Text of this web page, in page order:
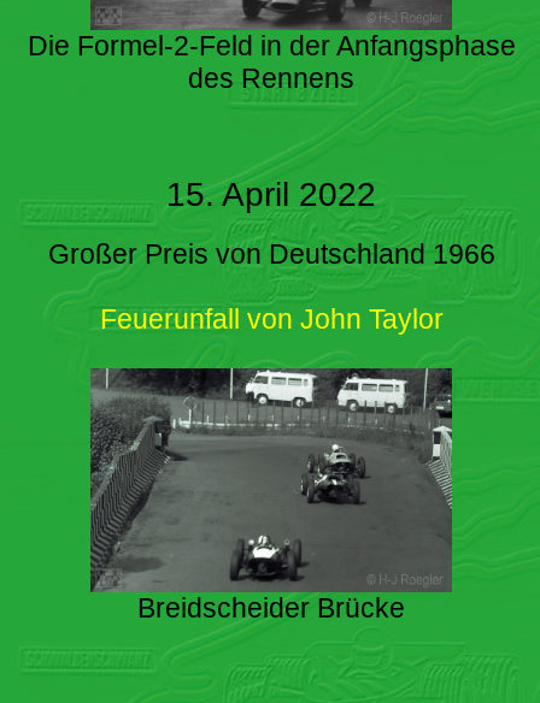
Die Formel-2-Feld in der Anfangsphase
des Rennens
15. April 2022
Großer Preis von Deutschland 1966
Feuerunfall von John Taylor
Breidscheider Brücke